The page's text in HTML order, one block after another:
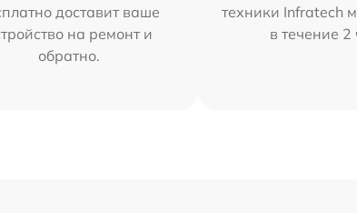
доставит ваше
на ремонт и
обратно.
техники Infratech
в течение 2